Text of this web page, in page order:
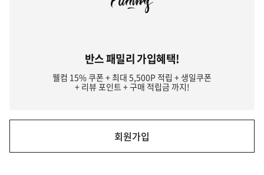
반스 패밀리 가입혜택!
웰컴 15% 쿠폰 + 최대 5,500P 적립 + 생일쿠폰
+ 리뷰 포인트 + 구매 적립금 까지!
회원가입